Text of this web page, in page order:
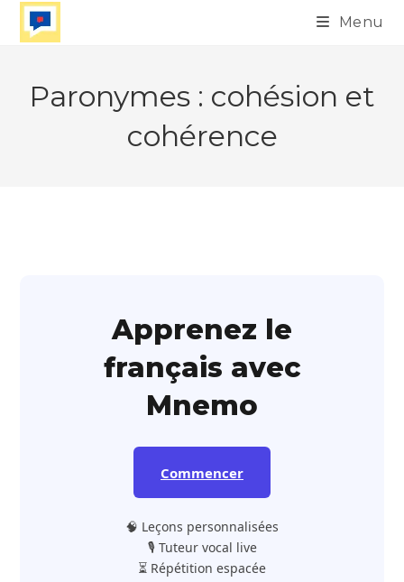
Skip
Menu
Paronymes : cohésion et
cohérence
Apprenez le
français avec
Mnemo
Commencer
🧠 Leçons personnalisées
🎙️ Tuteur vocal live
⏳ Répétition espacée